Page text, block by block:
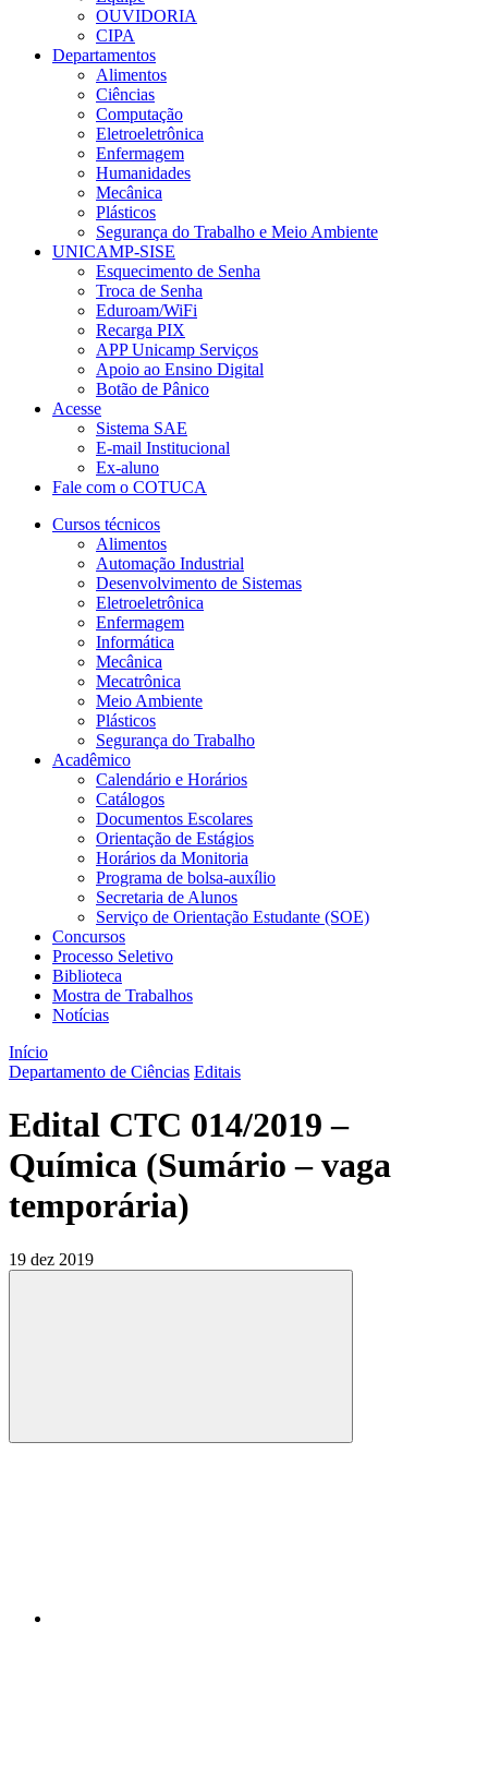
OUVIDORIA
CIPA
Departamentos
Alimentos
Ciências
Computação
Eletroeletrônica
Enfermagem
Humanidades
Mecânica
Plásticos
Segurança do Trabalho e Meio Ambiente
UNICAMP-SISE
Esquecimento de Senha
Troca de Senha
Eduroam/WiFi
Recarga PIX
APP Unicamp Serviços
Apoio ao Ensino Digital
Botão de Pânico
Acesse
Sistema SAE
E-mail Institucional
Ex-aluno
Fale com o COTUCA
Cursos técnicos
Alimentos
Automação Industrial
Desenvolvimento de Sistemas
Eletroeletrônica
Enfermagem
Informática
Mecânica
Mecatrônica
Meio Ambiente
Plásticos
Segurança do Trabalho
Acadêmico
Calendário e Horários
Catálogos
Documentos Escolares
Orientação de Estágios
Horários da Monitoria
Programa de bolsa-auxílio
Secretaria de Alunos
Serviço de Orientação Estudante (SOE)
Concursos
Processo Seletivo
Biblioteca
Mostra de Trabalhos
Notícias
Início
Departamento de Ciências Editais
Edital CTC 014/2019 –
Química (Sumário – vaga
temporária)
19 dez 2019
Compartilhar